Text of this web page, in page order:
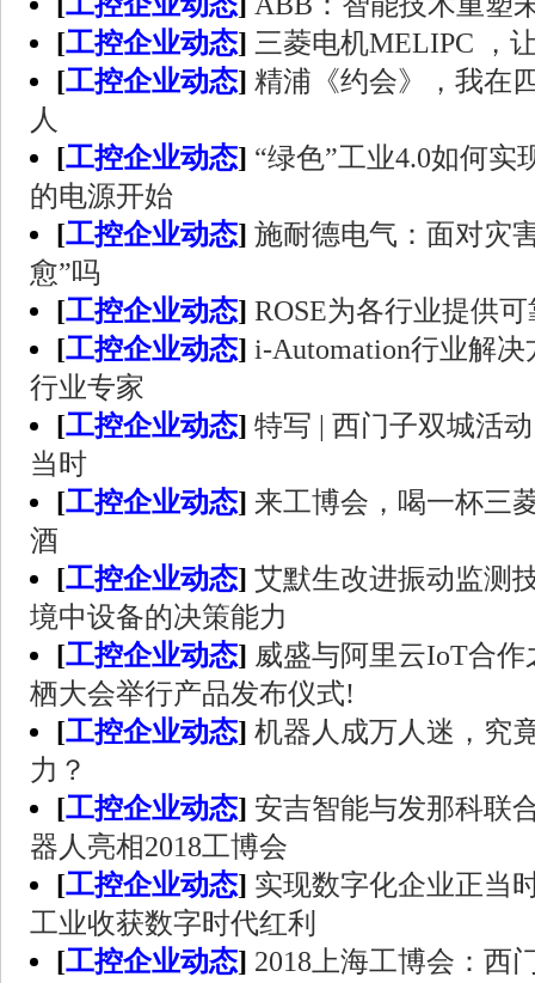
[工控企业动态] 三菱电机MELIPC ，
[工控企业动态] 精浦《约会》，我在
人
[工控企业动态] “绿色”工业4.0如何实
的电源开始
[工控企业动态] 施耐德电气：面对灾
愈”吗
[工控企业动态] ROSE为各行业提供
[工控企业动态] i-Automation行业解
行业专家
[工控企业动态] 特写 | 西门子双城活
当时
[工控企业动态] 来工博会，喝一杯三
酒
[工控企业动态] 艾默生改进振动监测
境中设备的决策能力
[工控企业动态] 威盛与阿里云IoT合
栖大会举行产品发布仪式!
[工控企业动态] 机器人成万人迷，究
力？
[工控企业动态] 安吉智能与发那科联
器人亮相2018工博会
[工控企业动态] 实现数字化企业正当
工业收获数字时代红利
[工控企业动态] 2018上海工博会：西